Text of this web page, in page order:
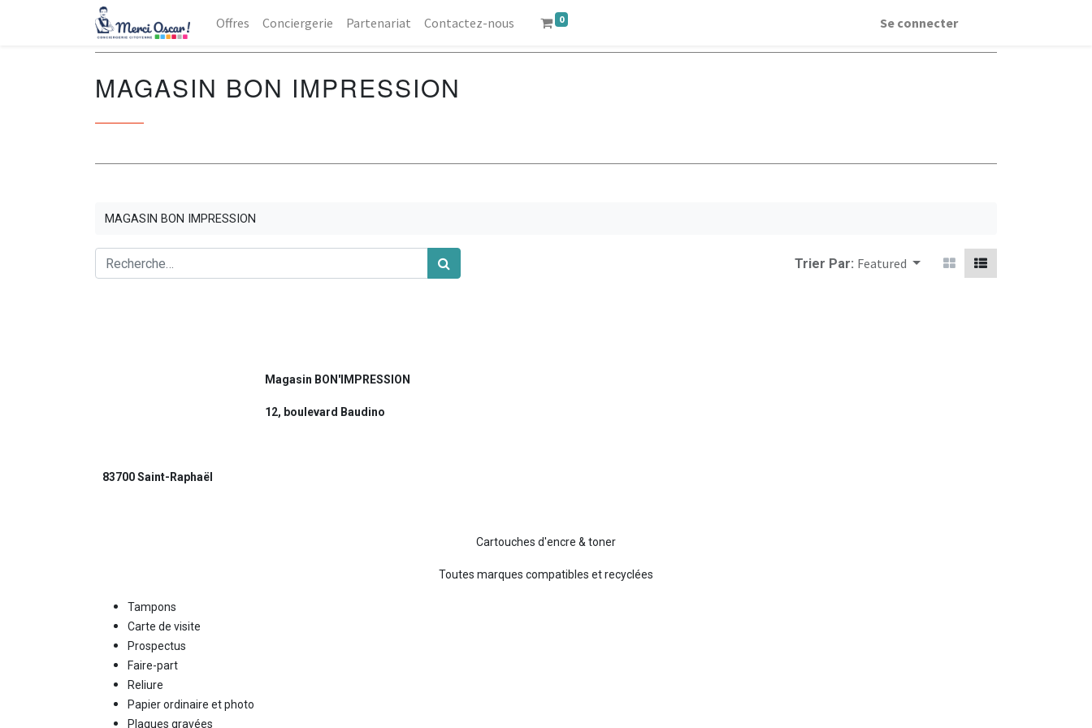
Offres Conciergerie Partenariat Contactez-nous 0 Se connecter
MAGASIN BON IMPRESSION
MAGASIN BON IMPRESSION
Trier Par: Featured
Magasin BON'IMPRESSION
12, boulevard Baudino
83700 Saint-Raphaël
Cartouches d'encre & toner
Toutes marques compatibles et recyclées
Tampons
Carte de visite
Prospectus
Faire-part
Reliure
Papier ordinaire et photo
Plaques gravées